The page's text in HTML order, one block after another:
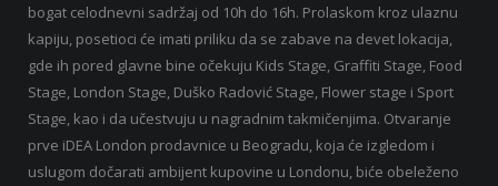
bogat celodnevni sadržaj od 10h do 16h. Prolaskom kroz ulaznu
kapiju, posetioci će imati priliku da se zabave na devet lokacija,
gde ih pored glavne bine očekuju Kids Stage, Graffiti Stage, Food
Stage, London Stage, Duško Radović Stage, Flower stage i Sport
Stage, kao i da učestvuju u nagradnim takmičenjima. Otvaranje
prve iDEA London prodavnice u Beogradu, koja će izgledom i
uslugom dočarati ambijent kupovine u Londonu, biće obeleženo